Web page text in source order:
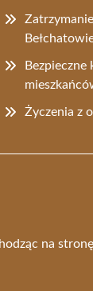
Życzenia z
na stronę